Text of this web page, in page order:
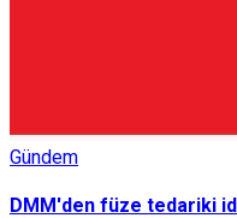
Gündem
DMM'den füze tedariki